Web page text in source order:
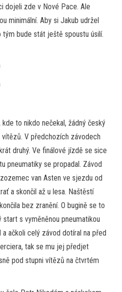
dojeli zde v Nové Pace. Ale
minimální. Aby si Jakub udržel
bude stát ještě spoustu úsilí.
to nikdo nečekal, žádný český
V předchozích závodech
druhý. Ve finálové jízdě se sice
pneumatiky se propadal. Závod
van Asten ve sjezdu od
a skončil až u lesa. Naštěstí
bez zranění. O bugině se to
start s vyměněnou pneumatikou
ačkoli celý závod dotíral na před
tak se mu jej předjet
pod stupni vítězů na čtvrtém